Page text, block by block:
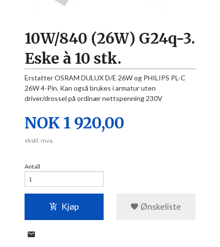
10W/840 (26W) G24q-3.
Eske à 10 stk.
Erstatter OSRAM DULUX D/E 26W og PHILIPS PL-C
26W 4-Pin. Kan også brukes i armatur uten
driver/drossel på ordinær nettspenning 230V
Pris
NOK 1 920,00
ekskl. mva.
Antall
Kjøp Ønskeliste